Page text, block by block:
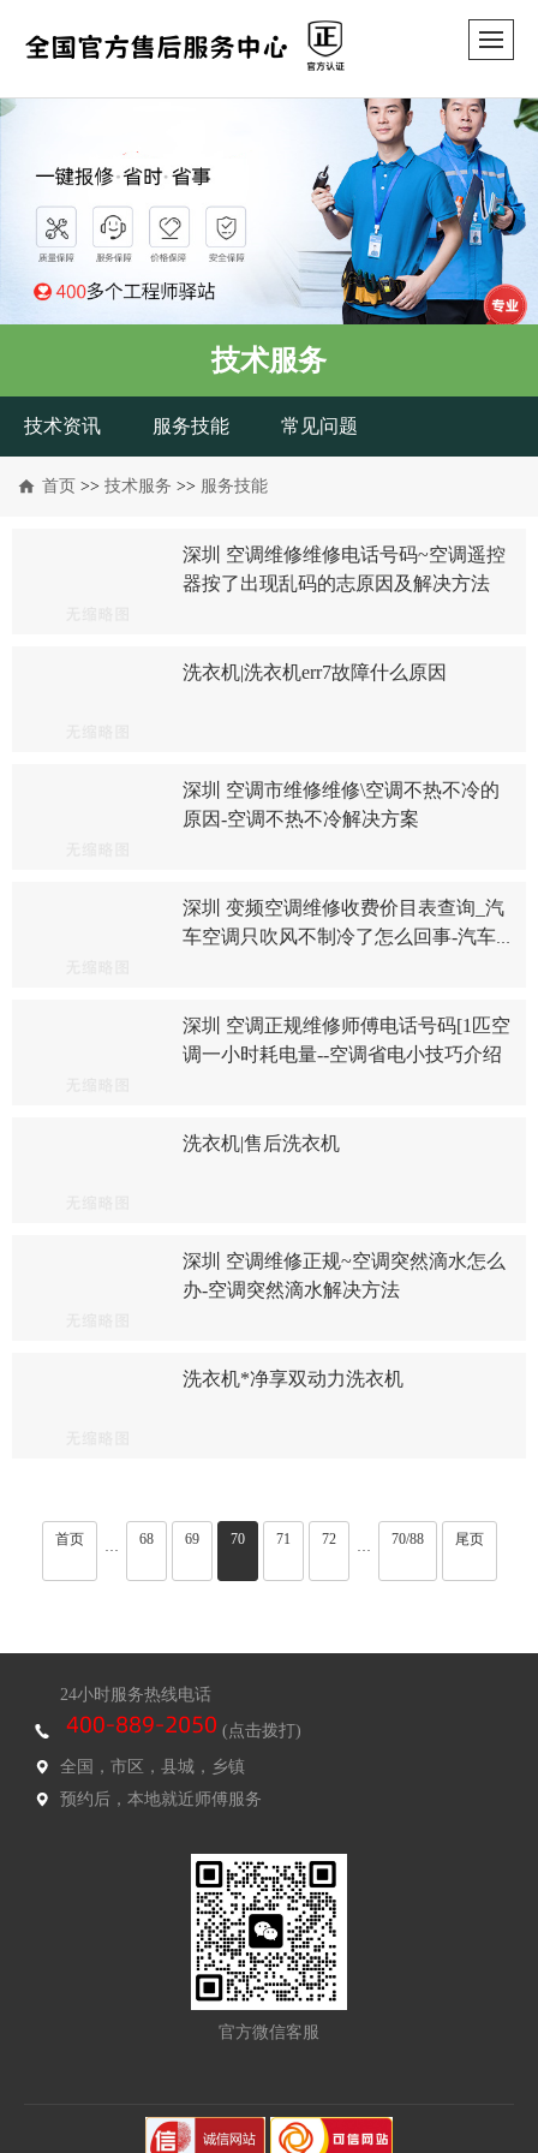
技术服务
技术资讯 服务技能 常见问题
首页 >> 技术服务 >> 服务技能
深圳 空调维修维修电话号码~空调遥控
器按了出现乱码的志原因及解决方法
洗衣机|洗衣机err7故障什么原因
深圳 空调市维修维修\空调不热不冷的
原因-空调不热不冷解决方案
深圳 变频空调维修收费价目表查询_汽
车空调只吹风不制冷了怎么回事-汽车
深圳 空调正规维修师傅电话号码[1匹空
调一小时耗电量--空调省电小技巧介绍
洗衣机|售后洗衣机
深圳 空调维修正规~空调突然滴水怎么
办-空调突然滴水解决方法
洗衣机*净享双动力洗衣机
首页
···
68 69 70 71 72
···
70/88 尾页
24小时服务热线电话
(点击拨打)
全国，市区，县城，乡镇
预约后，本地就近师傅服务
官方微信客服